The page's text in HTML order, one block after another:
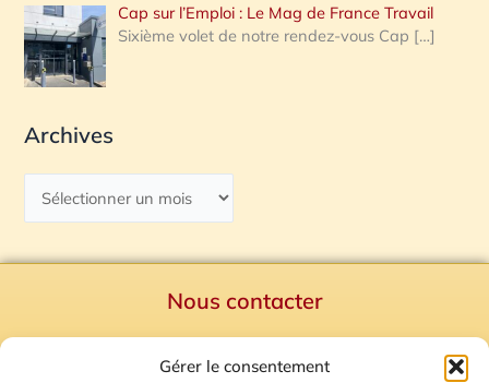
Gérer le consentement
Cap sur l’Emploi : Le Mag de France Travail
Sixième volet de notre rendez-vous Cap […]
Archives
Nous contacter